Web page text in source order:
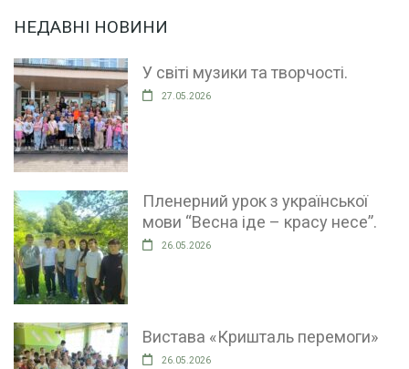
НЕДАВНІ НОВИНИ
У світі музики та творчості.
27.05.2026
Пленерний урок з української
мови “Весна іде – красу несе”.
26.05.2026
Вистава «Кришталь перемоги»
26.05.2026